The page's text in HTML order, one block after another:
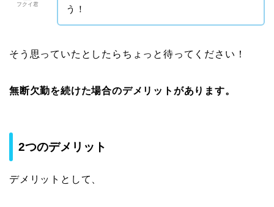
フクイ君
う！
そう思っていたとしたらちょっと待ってください！
無断欠勤を続けた場合のデメリットがあります。
2つのデメリット
デメリットとして、